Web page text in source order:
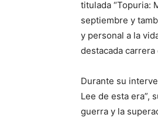
titulada “Topuria:
septiembre y
y personal a la
destacada carrera
Durante su
Lee de esta era”,
guerra y la